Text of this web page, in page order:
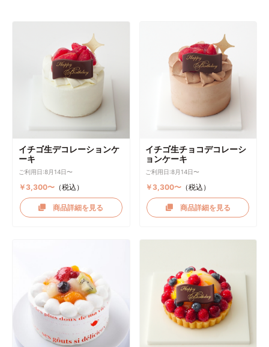
イチゴ生デコレーションケ
ーキ
ご利用日:8月14日〜
￥3,300〜（税込）
商品詳細を見る
イチゴ生チョコデコレーシ
ョンケーキ
ご利用日:8月14日〜
￥3,300〜 （税込）
商品詳細を見る